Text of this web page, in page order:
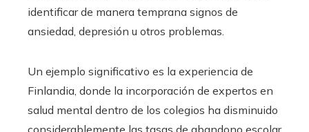
identificar de manera temprana signos de
ansiedad, depresión u otros problemas.
Un ejemplo significativo es la experiencia de
Finlandia, donde la incorporación de expertos en
salud mental dentro de los colegios ha disminuido
considerablemente las tasas de abandono escolar